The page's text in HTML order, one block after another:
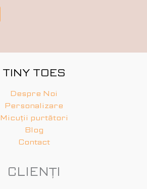
TINY TOES
Despre Noi
Personalizare
Micuții purtători
Blog
Contact
CLIENȚI